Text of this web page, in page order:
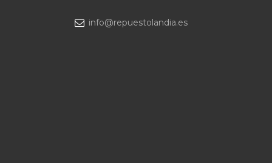
info@repuestolandia.es